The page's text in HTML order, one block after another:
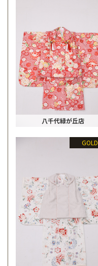
八千代緑が丘店
GOLD